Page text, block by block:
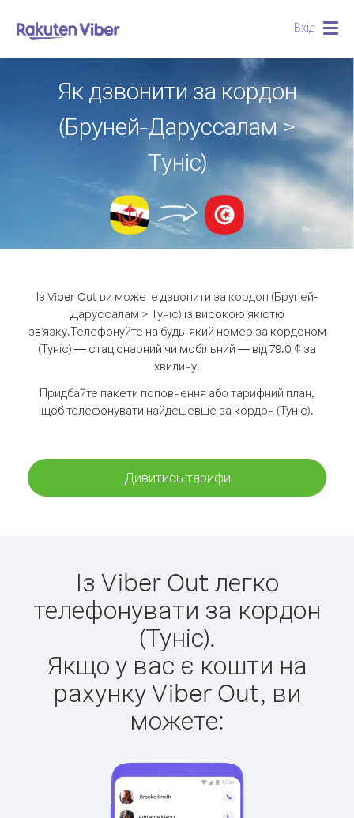
Вхід
Як дзвонити за кордон
(Бруней-Даруссалам >
Туніс)
Із Viber Out ви можете дзвонити за кордон (Бруней-
Даруссалам > Туніс) із високою якістю
зв'язку.Телефонуйте на будь-який номер за кордоном
(Туніс) — стаціонарний чи мобільний — від 79.0 ¢ за
хвилину.
Придбайте пакети поповнення або тарифний план,
щоб телефонувати найдешевше за кордон (Туніс).
Дивитись тарифи
Із Viber Out легко
телефонувати за кордон
(Туніс).
Якщо у вас є кошти на
рахунку Viber Out, ви
можете: